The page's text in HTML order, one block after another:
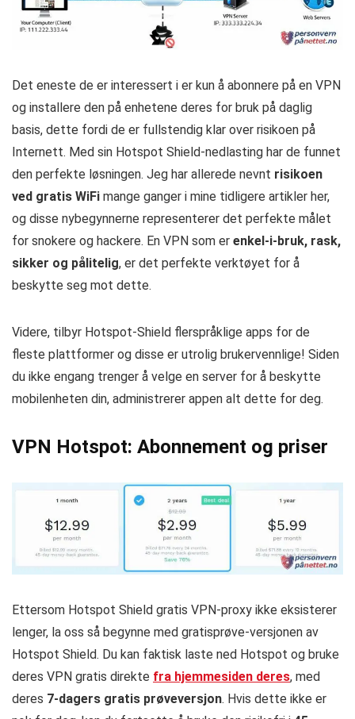
Det eneste de er interessert i er kun å abonnere på en VPN
og installere den på enhetene deres for bruk på daglig
basis, dette fordi de er fullstendig klar over risikoen på
Internett. Med sin Hotspot Shield-nedlasting har de funnet
den perfekte løsningen. Jeg har allerede nevnt risikoen
ved gratis WiFi mange ganger i mine tidligere artikler her,
og disse nybegynnerne representerer det perfekte målet
for snokere og hackere. En VPN som er enkel-i-bruk, rask,
sikker og pålitelig, er det perfekte verktøyet for å
beskytte seg mot dette.
Videre, tilbyr Hotspot-Shield flerspråklige apps for de
fleste plattformer og disse er utrolig brukervennlige! Siden
du ikke engang trenger å velge en server for å beskytte
mobilenheten din, administrerer appen alt dette for deg.
VPN Hotspot: Abonnement og priser
Ettersom Hotspot Shield gratis VPN-proxy ikke eksisterer
lenger, la oss så begynne med gratisprøve-versjonen av
Hotspot Shield. Du kan faktisk laste ned Hotspot og bruke
deres VPN gratis direkte fra hjemmesiden deres, med
deres 7-dagers gratis prøveversjon. Hvis dette ikke er